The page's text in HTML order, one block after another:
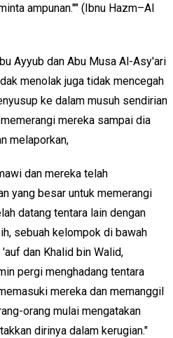
ampunan."" (Ibnu Hazm–Al
Ayyub dan Abu Musa Al-Asy'ari
menolak juga tidak mencegah
ke dalam musuh sendirian
mereka sampai dia
melaporkan,
dan mereka telah
yang besar untuk memerangi
datang tentara lain dengan
sebuah kelompok di bawah
dan Khalid bin Walid,
pergi menghadang tentara
mereka dan memanggil
orang mulai mengatakan
dirinya dalam kerugian."